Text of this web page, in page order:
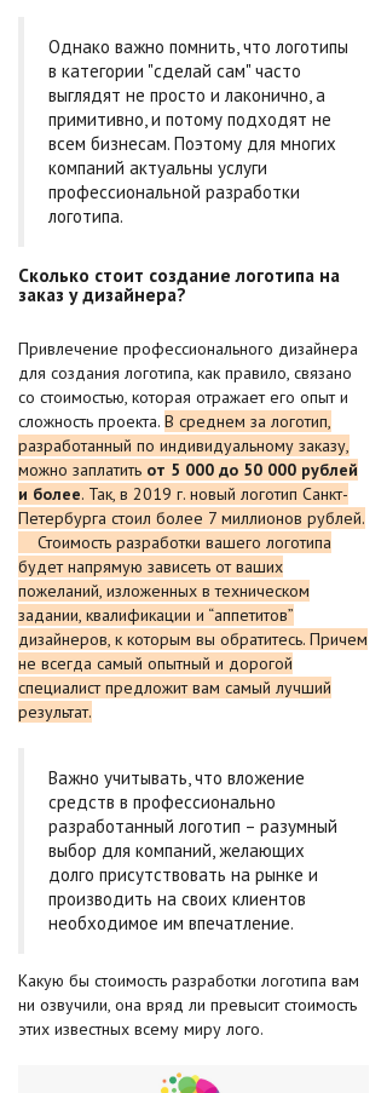
Однако важно помнить, что логотипы
в категории "сделай сам" часто
выглядят не просто и лаконично, а
примитивно, и потому подходят не
всем бизнесам. Поэтому для многих
компаний актуальны услуги
профессиональной разработки
логотипа.
Сколько стоит создание логотипа на
заказ у дизайнера?
Привлечение профессионального дизайнера
для создания логотипа, как правило, связано
со стоимостью, которая отражает его опыт и
сложность проекта. В среднем за логотип,
разработанный по индивидуальному заказу,
можно заплатить от 5 000 до 50 000 рублей
и более. Так, в 2019 г. новый логотип Санкт-
Петербурга стоил более 7 миллионов рублей.
Стоимость разработки вашего логотипа
будет напрямую зависеть от ваших
пожеланий, изложенных в техническом
задании, квалификации и “аппетитов”
дизайнеров, к которым вы обратитесь. Причем
не всегда самый опытный и дорогой
специалист предложит вам самый лучший
результат.
Важно учитывать, что вложение
средств в профессионально
разработанный логотип – разумный
выбор для компаний, желающих
долго присутствовать на рынке и
производить на своих клиентов
необходимое им впечатление.
Какую бы стоимость разработки логотипа вам
ни озвучили, она вряд ли превысит стоимость
этих известных всему миру лого.